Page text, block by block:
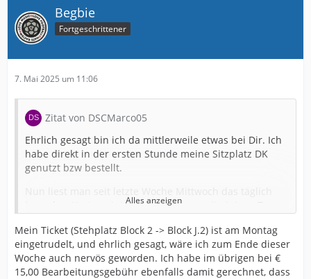
durchgebrannt. Ich weiss alles vermutlich Schwachsinn,
aber nachvollziehbar wäre es nur mit Einschreiben
gewesen. Und bei 15€ Versandgebühr bin ich da auch
Und dann?
Begbie
Fortgeschrittener
7. Mai 2025 um 11:06
Zitat von DSCMarco05
Ehrlich gesagt bin ich da mittlerweile etwas bei Dir. Ich
habe direkt in der ersten Stunde meine Sitzplatz DK
genutzt bzw bestellt.
irgendwo Karten eintrudeln und nun seit einigen Tagen
deutlich nach den Sitzplätzen losging.
Dafür dass man es extra ausgelagert hatte an eine DHL
Tochterfirma funktioniert das anscheinend unglaublich
Alles anzeigen
Mein Ticket (Stehplatz Block 2 -> Block J.2) ist am Montag
eingetrudelt, und ehrlich gesagt, wäre ich zum Ende dieser
Woche auch nervös geworden. Ich habe im übrigen bei €
15,00 Bearbeitungsgebühr ebenfalls damit gerechnet, dass